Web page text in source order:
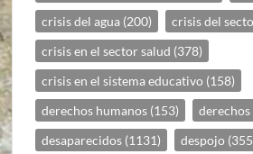
crisis del agua (200) crisis del
crisis en el sector salud (378)
crisis en el sistema educativo (158)
derechos humanos (153)
desaparecidos (1131) despojo